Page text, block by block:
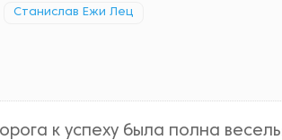
Станислав Ежи Лец
к успеху была полна